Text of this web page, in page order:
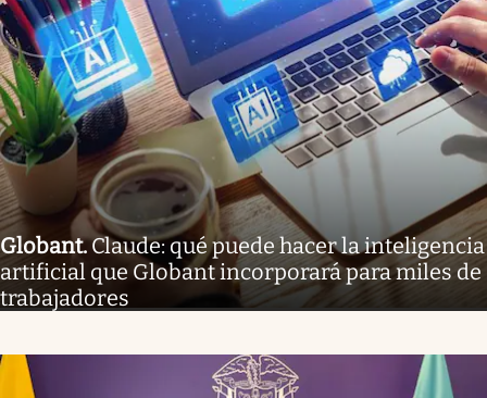
Globant.Claude: qué puede hacer la inteligencia
artificial que Globant incorporará para miles de
trabajadores